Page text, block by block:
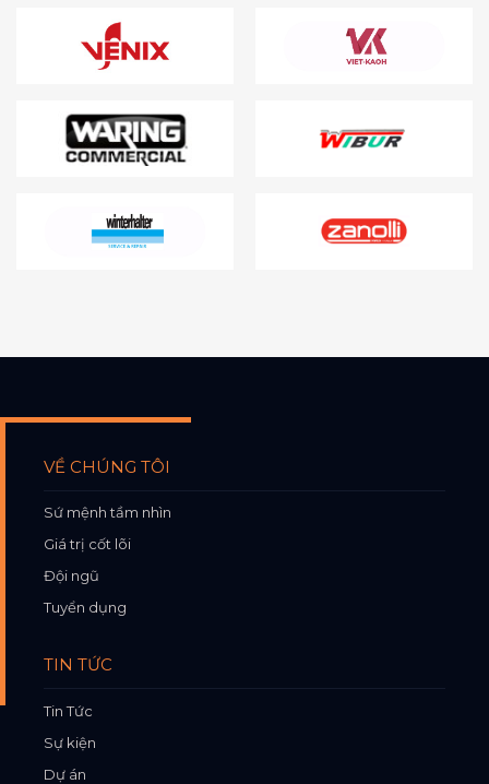
VỀ CHÚNG TÔI
Sứ mệnh tầm nhìn
Giá trị cốt lõi
Đội ngũ
Tuyển dụng
TIN TỨC
Tin Tức
Sự kiện
Dự án